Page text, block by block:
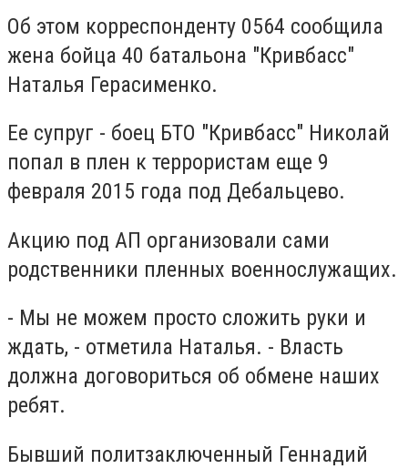
Об этом корреспонденту 0564 сообщила
жена бойца 40 батальона "Кривбасс"
Наталья Герасименко.
Ее супруг - боец БТО "Кривбасс" Николай
попал в плен к террористам еще 9
февраля 2015 года под Дебальцево.
Акцию под АП организовали сами
родственники пленных военнослужащих.
- Мы не можем просто сложить руки и
ждать, - отметила Наталья. - Власть
должна договориться об обмене наших
ребят.
Бывший политзаключенный Геннадий